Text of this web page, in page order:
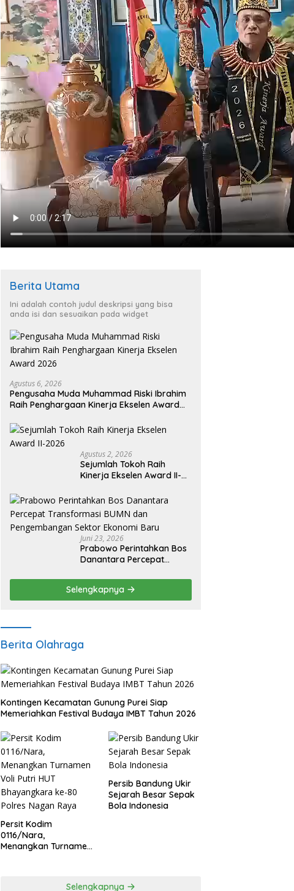
Berita Utama
Ini adalah contoh judul deskripsi yang bisa
anda isi dan sesuaikan pada widget
Agustus 6, 2026
Pengusaha Muda Muhammad Riski Ibrahim
Raih Penghargaan Kinerja Ekselen Award
Agustus 2, 2026
Sejumlah Tokoh Raih
Kinerja Ekselen Award II-
Juni 23, 2026
Prabowo Perintahkan Bos
Danantara Percepat
Pengembangan Sektor
Ekonomi Baru
Selengkapnya
Berita Olahraga
Kontingen Kecamatan Gunung Purei Siap
Memeriahkan Festival Budaya IMBT Tahun 2026
Persit Kodim
0116/Nara,
Menangkan Turnamen
Persib Bandung Ukir
Sejarah Besar Sepak
Bola Indonesia
Selengkapnya